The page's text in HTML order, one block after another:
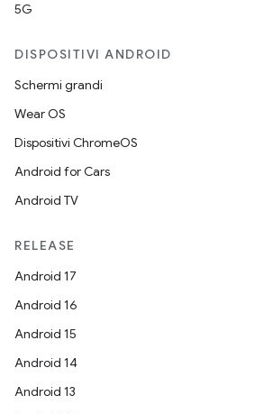
5G
DISPOSITIVI ANDROID
Schermi grandi
Wear OS
Dispositivi ChromeOS
Android for Cars
Android TV
RELEASE
Android 17
Android 16
Android 15
Android 14
Android 13